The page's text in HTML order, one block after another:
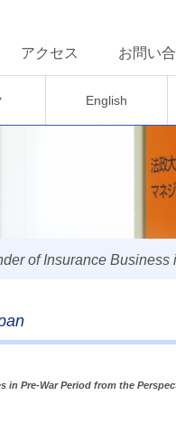
アクセス お問い
English
of Insurance Business
Pre-War Period from the